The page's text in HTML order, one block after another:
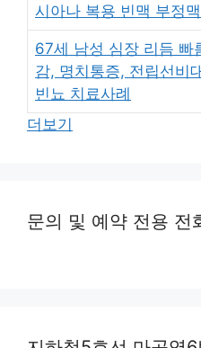
시아나 복용 빈맥 부정
67세 남성 심장 리듬 빠
감, 명치통증, 전립선비
빈뇨 치료사례
더보기
문의 및 예약 전용